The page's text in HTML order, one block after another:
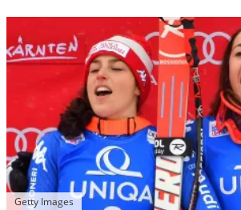
Getty Images